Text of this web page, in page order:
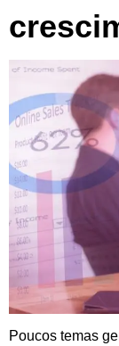
Poucos temas